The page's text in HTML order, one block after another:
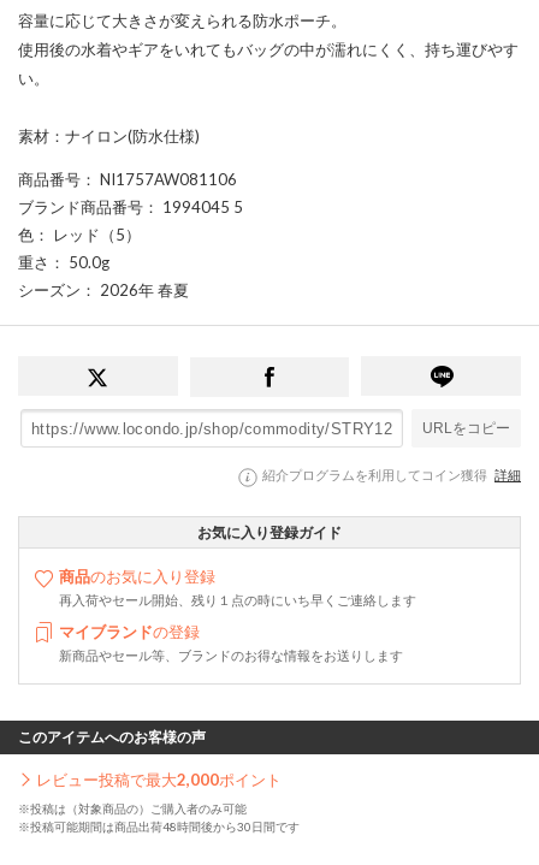
容量に応じて大きさが変えられる防水ポーチ。
使用後の水着やギアをいれてもバッグの中が濡れにくく、持ち運びやす
い。
素材：ナイロン(防水仕様)
商品番号 ： NI1757AW081106
ブランド商品番号 ： 1994045 5
色 ： レッド（5）
重さ ： 50.0g
シーズン ： 2026年 春夏
URLをコピー
紹介プログラムを利用してコイン獲得 詳細
お気に入り登録ガイド
商品のお気に入り登録
再入荷やセール開始、残り１点の時にいち早くご連絡します
マイブランドの登録
新商品やセール等、ブランドのお得な情報をお送りします
このアイテムへのお客様の声
レビュー投稿で最大2,000ポイント
※投稿は（対象商品の）ご購入者のみ可能
※投稿可能期間は商品出荷48時間後から30日間です